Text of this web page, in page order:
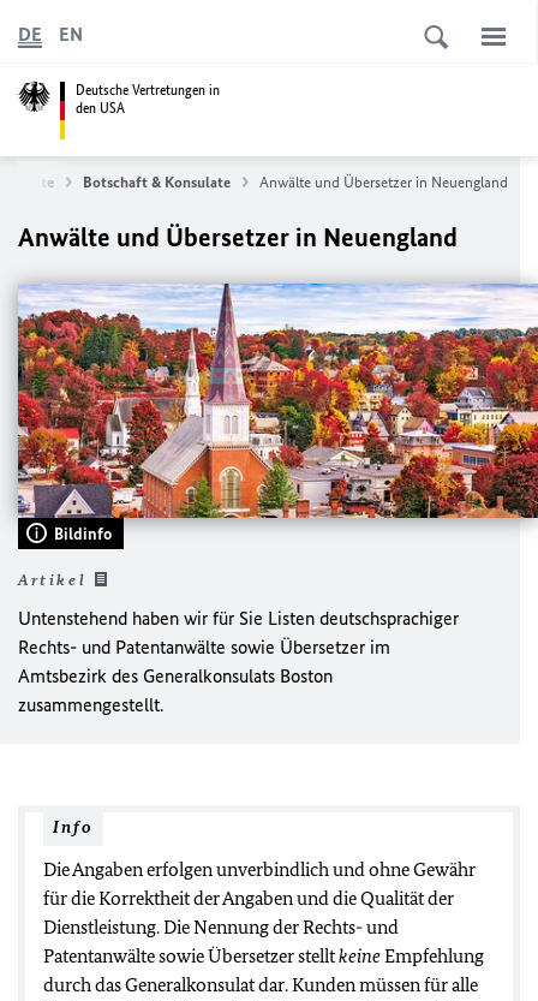
Deutsche Vertretungen in
den USA
DE EN
Botschaft & Konsulate Anwälte und Übersetzer in Neuengland
Anwälte und Übersetzer in Neuengland
Bildinfo
Artikel
Untenstehend haben wir für Sie Listen deutschsprachiger
Rechts- und Patentanwälte sowie Übersetzer im
Amtsbezirk des Generalkonsulats Boston
zusammengestellt.
Info
Die Angaben erfolgen unverbindlich und ohne Gewähr
für die Korrektheit der Angaben und die Qualität der
Dienstleistung. Die Nennung der Rechts- und
Patentanwälte sowie Übersetzer stelltkeineEmpfehlung
durch das Generalkonsulat dar. Kunden müssen für alle